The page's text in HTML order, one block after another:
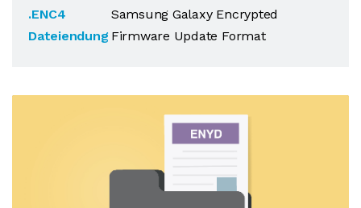
.ENC4
Dateiendung
Samsung Galaxy Encrypted
Firmware Update Format